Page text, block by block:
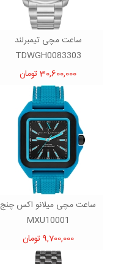
ساعت مچی تیمبرلند
TDWGH0083303
30,600,000 تومان
ساعت مچی میلانو اکس چنج
MXU10001
9,700,000 تومان